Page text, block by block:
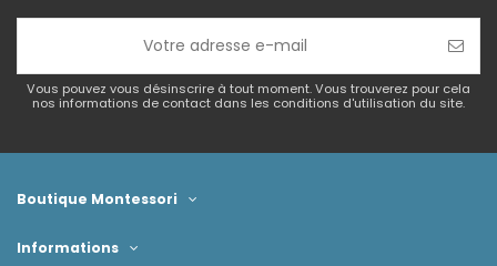
Vous pouvez vous désinscrire à tout moment. Vous trouverez pour cela
nos informations de contact dans les conditions d'utilisation du site.
Boutique Montessori
Informations